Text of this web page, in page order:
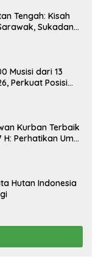
Tengah: Kisah
Sukadana,
Musisi dari 13
Perkuat Posisi
Kurban Terbaik
Perhatikan Umur
Hutan Indonesia